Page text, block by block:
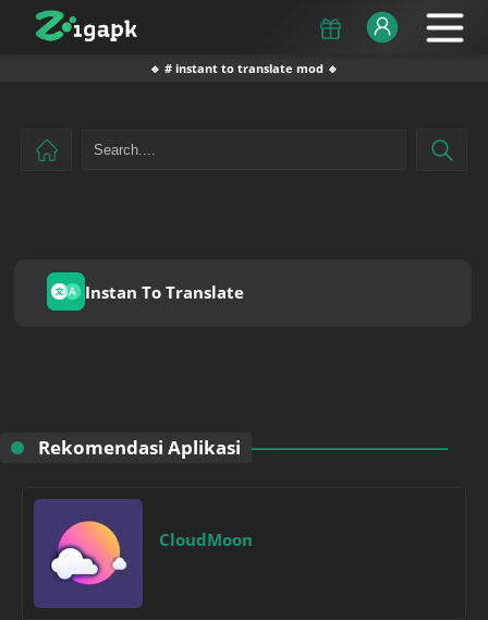
🔹 # instant to translate mod 🔹
Instan To Translate
Rekomendasi Aplikasi
CloudMoon